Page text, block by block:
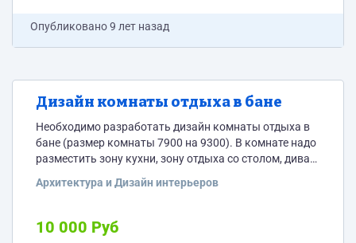
Опубликовано9 лет назад
Дизайн комнаты отдыха в бане
Необходимо разработать дизайн комнаты отдыха в
бане (размер комнаты 7900 на 9300). В комнате надо
разместить зону кухни, зону отдыха со столом, диван,
выполнена из лафета. Чертеж с размерами
Архитектура и Дизайн интерьеров
10 000 Руб